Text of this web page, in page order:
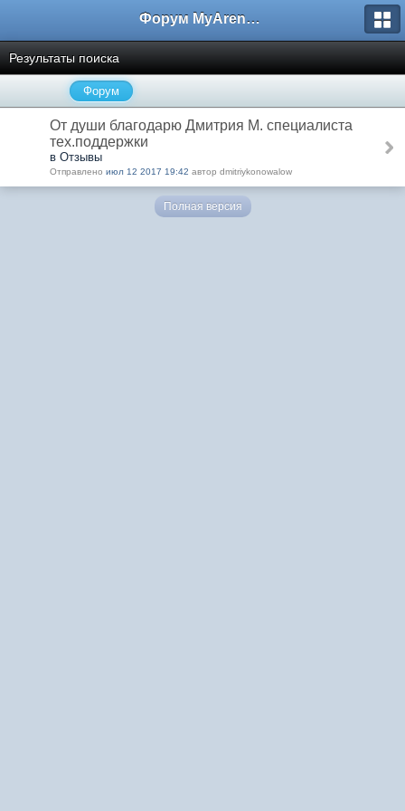
Форум MyArena.ru
Результаты поиска
Форум
От души благодарю Дмитрия М. специалиста
тех.поддержки
в Отзывы
Отправлено июл 12 2017 19:42 автор dmitriykonowalow
Полная версия